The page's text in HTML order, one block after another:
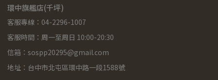
環中旗艦店(千坪)
客服專線：04-2296-1007
客服時間：周一至周日 10:00-20:30
信箱：sospp20295@gmail.com
地址：台中市北屯區環中路一段1588號